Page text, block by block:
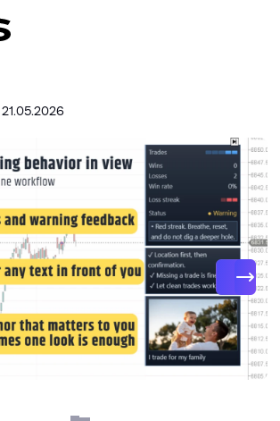
21.05.2026